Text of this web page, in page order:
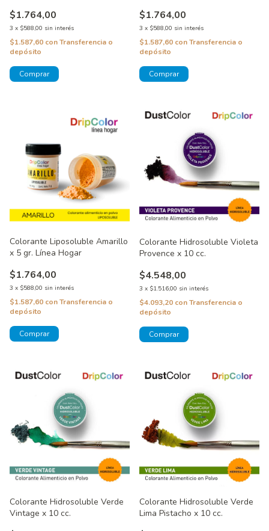
$1.764,00
3 x $588,00 sin interés
$1.587,60 conTransferencia o
depósito
$1.764,00
3 x $588,00 sin interés
$1.587,60 conTransferencia o
depósito
Colorante Liposoluble Amarillo
x 5 gr. Línea Hogar
$1.764,00
3 x $588,00 sin interés
$1.587,60 conTransferencia o
depósito
Colorante Hidrosoluble Violeta
Provence x 10 cc.
$4.548,00
3 x $1.516,00 sin interés
$4.093,20 conTransferencia o
depósito
Colorante Hidrosoluble Verde
Vintage x 10 cc.
Colorante Hidrosoluble Verde
Lima Pistacho x 10 cc.